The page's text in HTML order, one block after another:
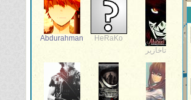
تاخازير
HeRaKo
Abdurahman